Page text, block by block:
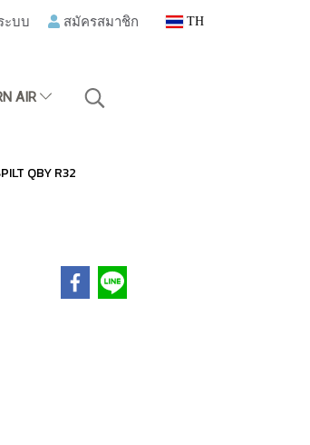
ะบบ สมัครสมาชิก TH
AIR
QBY R32